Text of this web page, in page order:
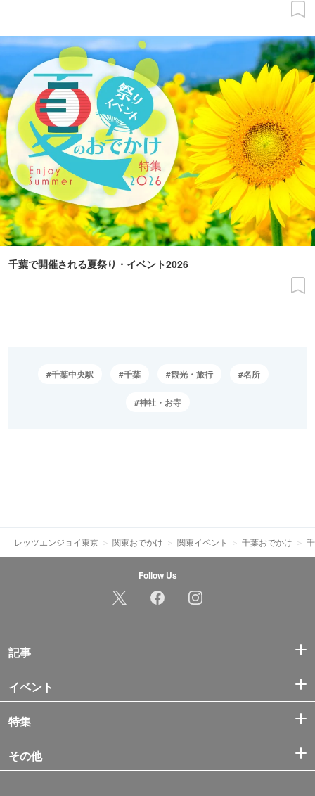
千葉で開催される夏祭り・イベント2026
千葉中央駅 千葉 観光・旅行 名所
神社・お寺
レッツエンジョイ東京 関東おでかけ 関東イベント 千葉おでかけ
Follow Us
記事
イベント
特集
その他